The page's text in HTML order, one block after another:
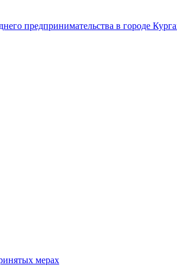
предпринимательства в городе
мерах